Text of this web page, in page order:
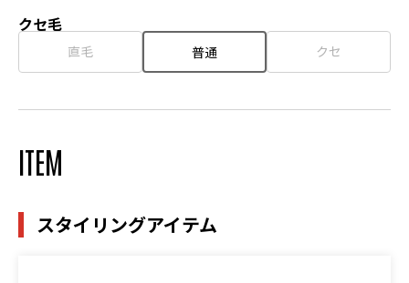
クセ毛
直毛 普通 クセ
ITEM
スタイリングアイテム